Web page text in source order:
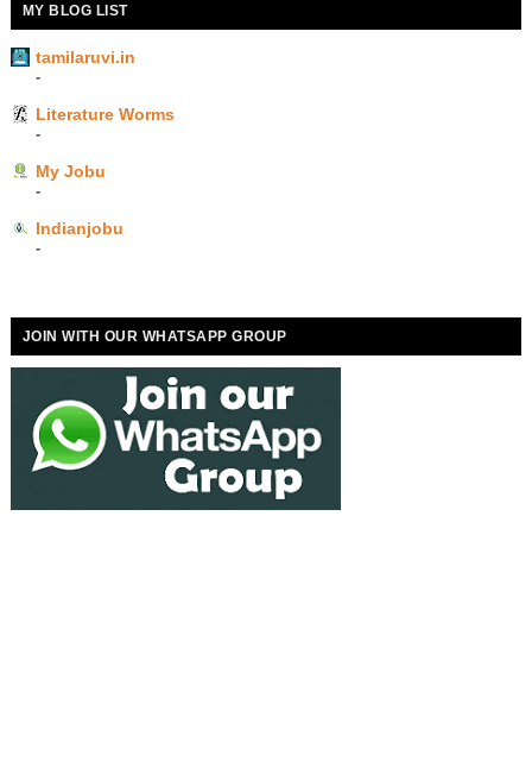
MY BLOG LIST
tamilaruvi.in
-
Literature Worms
-
My Jobu
-
Indianjobu
-
JOIN WITH OUR WHATSAPP GROUP